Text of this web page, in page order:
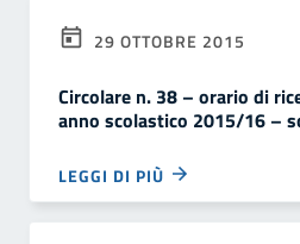
29 OTTOBRE 2015
Circolare n. 38 – orario di
anno scolastico 2015/16 –
LEGGI DI PIÙ